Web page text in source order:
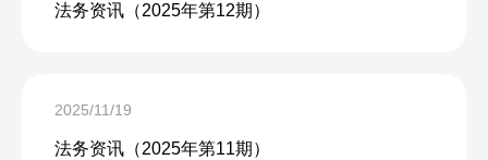
法务资讯（2025年第12期）
2025/11/19
法务资讯（2025年第11期）